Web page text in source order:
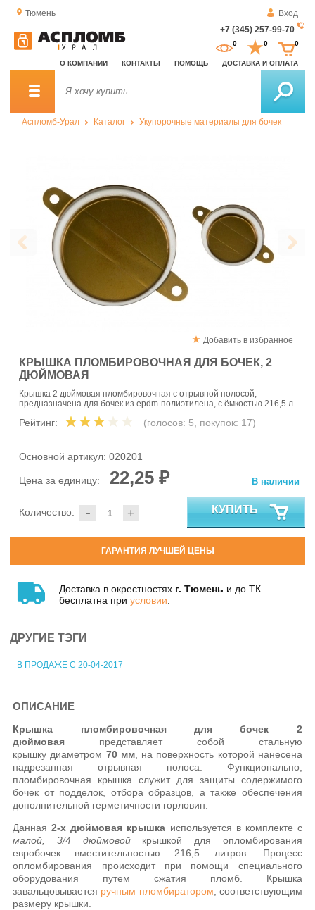
Тюмень
Вход
+7 (345) 257-99-70
О КОМПАНИИ КОНТАКТЫ ПОМОЩЬ ДОСТАВКА И ОПЛАТА
0 0 0
Аспломб-Урал Каталог Укупорочные материалы для бочек
Добавить в избранное
КРЫШКА ПЛОМБИРОВОЧНАЯ ДЛЯ БОЧЕК, 2
ДЮЙМОВАЯ
Крышка 2 дюймовая пломбировочная с отрывной полосой,
предназначена для бочек из epdm-полиэтилена, с ёмкостью 216,5 л
Рейтинг: (голосов: 5, покупок: 17)
Основной артикул: 020201
Цена за единицу: 22,25 ₽
- +
Количество:
В наличии
КУПИТЬ
ГАРАНТИЯ ЛУЧШЕЙ ЦЕНЫ
Доставка в окрестностях г. Тюмень и до ТК
бесплатна при условии
ДРУГИЕ ТЭГИ
В ПРОДАЖЕ С 20-04-2017
ОПИСАНИЕ
Крышка пломбировочная для бочек 2
дюймовая представляет собой стальную
крышку диаметром 70 мм, на поверхность которой нанесена
надрезанная отрывная полоса. Функционально,
пломбировочная крышка служит для защиты содержимого
бочек от подделок, отбора образцов, а также обеспечения
дополнительной герметичности горловин.
Данная2-х дюймовая крышка используется в комплекте с
малой, 3/4 дюймовойкрышкой для опломбирования
евробочек вместительностью 216,5 литров. Процесс
опломбирования происходит при помощи специального
оборудования путем сжатия пломб. Крышка
завальцовывается ручным пломбиратором , соответствующим
размеру крышки.